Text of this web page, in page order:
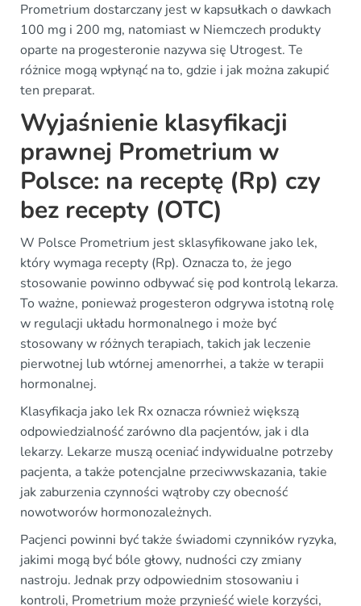
Prometrium dostarczany jest w kapsułkach o dawkach
100 mg i 200 mg, natomiast w Niemczech produkty
oparte na progesteronie nazywa się Utrogest. Te
różnice mogą wpłynąć na to, gdzie i jak można zakupić
ten preparat.
Wyjaśnienie klasyfikacji
prawnej Prometrium w
Polsce: na receptę (Rp) czy
bez recepty (OTC)
W Polsce Prometrium jest sklasyfikowane jako lek,
który wymaga recepty (Rp). Oznacza to, że jego
stosowanie powinno odbywać się pod kontrolą lekarza.
To ważne, ponieważ progesteron odgrywa istotną rolę
w regulacji układu hormonalnego i może być
stosowany w różnych terapiach, takich jak leczenie
pierwotnej lub wtórnej amenorrhei, a także w terapii
hormonalnej.
Klasyfikacja jako lek Rx oznacza również większą
odpowiedzialność zarówno dla pacjentów, jak i dla
lekarzy. Lekarze muszą oceniać indywidualne potrzeby
pacjenta, a także potencjalne przeciwwskazania, takie
jak zaburzenia czynności wątroby czy obecność
nowotworów hormonozależnych.
Pacjenci powinni być także świadomi czynników ryzyka,
jakimi mogą być bóle głowy, nudności czy zmiany
nastroju. Jednak przy odpowiednim stosowaniu i
kontroli, Prometrium może przynieść wiele korzyści,